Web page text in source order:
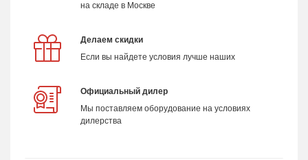
на складе в Москве
Делаем скидки
Если вы найдете условия лучше наших
Официальный дилер
Мы поставляем оборудование на условиях
дилерства